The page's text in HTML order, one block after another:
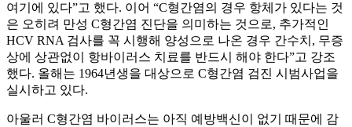
여기에 있다”고 했다. 이어 “C형간염의 경우 항체가 있다는 것
은 오히려 만성 C형간염 진단을 의미하는 것으로, 추가적인
HCV RNA 검사를 꼭 시행해 양성으로 나온 경우 간수치, 무증
상에 상관없이 항바이러스 치료를 반드시 해야 한다”고 강조
했다. 올해는 1964년생을 대상으로 C형간염 검진 시범사업을
실시하고 있다.
아울러 C형간염 바이러스는 아직 예방백신이 없기 때문에 감